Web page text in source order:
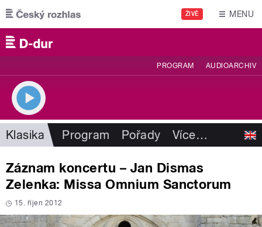
Přejít k hlavnímu obsahu
ŽIVĚ MENU
PROGRAM AUDIOARCHIV
Klasika Program Pořady Více…
Záznam koncertu – Jan Dismas
Zelenka: Missa Omnium Sanctorum
15. říjen 2012